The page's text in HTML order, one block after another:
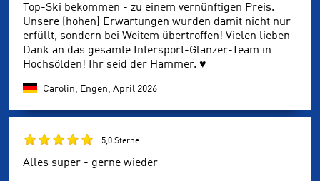
Top-Ski bekommen - zu einem vernünftigen Preis.
Unsere (hohen) Erwartungen wurden damit nicht nur
erfüllt, sondern bei Weitem übertroffen! Vielen lieben
Dank an das gesamte Intersport-Glanzer-Team in
Hochsölden! Ihr seid der Hammer. ♥️
Carolin, Engen, April 2026
5,0 Sterne
Alles super - gerne wieder